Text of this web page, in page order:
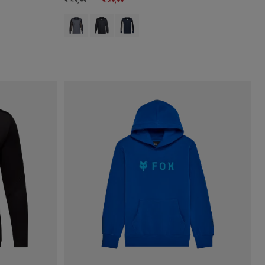
Product swatch type of Arctic Blue.
Product swatch type of Zwart.
Product swatch type of Galaxy Blue.